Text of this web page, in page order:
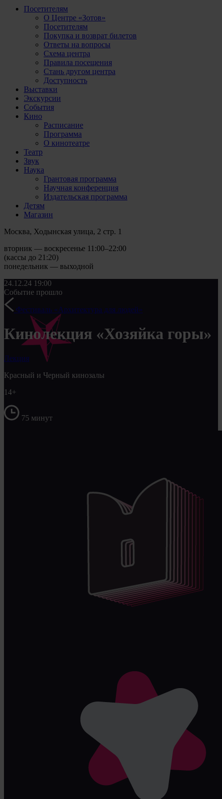
Посетителям
О Центре «Зотов»
Посетителям
Покупка и возврат билетов
Ответы на вопросы
Схема центра
Правила посещения
Стань другом центра
Доступность
Выставки
Экскурсии
События
Кино
Расписание
Программа
О кинотеатре
Театр
Звук
Наука
Грантовая программа
Научная конференция
Издательская программа
Детям
Магазин
Москва, Ходынская улица, 2 стр. 1
вторник — воскресенье 11:00–22:00
(кассы до 21:20)
понедельник — выходной
24.12.24 19:00
Событие прошло
Фестиваль «Архитектура для людей»
Кинолекция «Хозяйка горы»
Лекция
Красный и Черный кинозалы
14+
75 минут